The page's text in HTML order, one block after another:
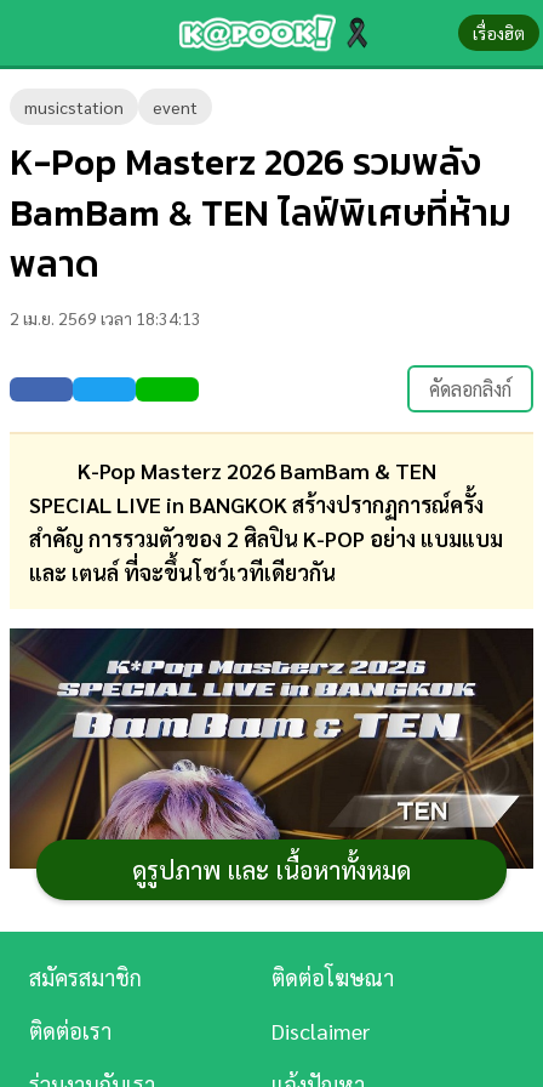
เรื่องฮิต
musicstation event
K-Pop Masterz 2026 รวมพลัง
BamBam & TEN ไลฟ์พิเศษที่ห้าม
พลาด
2 เม.ย. 2569 เวลา 18:34:13
คัดลอกลิงก์
K-Pop Masterz 2026 BamBam & TEN
SPECIAL LIVE in BANGKOK สร้างปรากฏการณ์ครั้ง
สำคัญ การรวมตัวของ 2 ศิลปิน K-POP อย่าง แบมแบม
และ เตนล์ ที่จะขึ้นโชว์เวทีเดียวกัน
ดูรูปภาพ และ เนื้อหาทั้งหมด
ข่าว-
ความ
รู้
บันเทิง
ตรวจ
หวย
บอล
สด
การ
การ
ศึกษา
บันเทิง
หนัง
สมัครสมาชิก
ติดต่อโฆษณา
ติดต่อเรา
Disclaimer